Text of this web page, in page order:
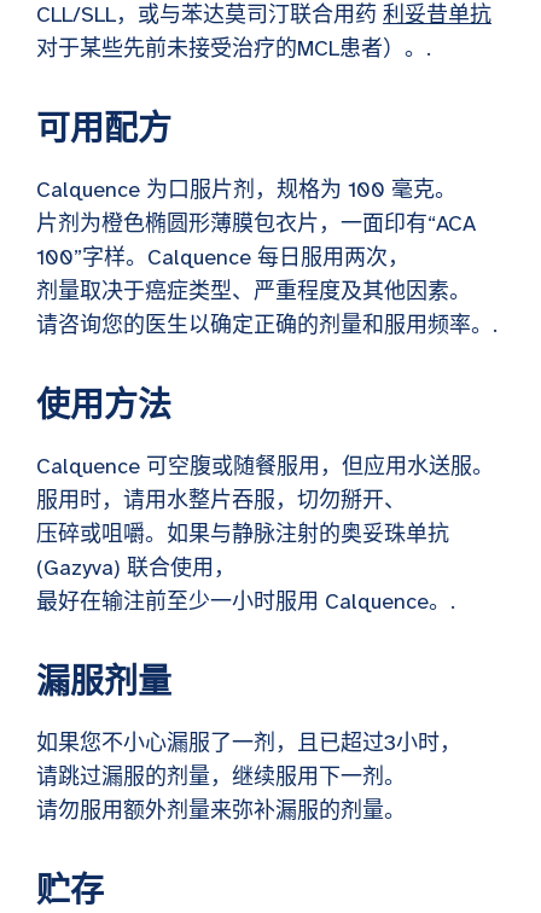
CLL/SLL，或与苯达莫司汀联合用药 利妥昔单抗
对于某些先前未接受治疗的MCL患者）。.
可用配方
Calquence 为口服片剂，规格为 100 毫克。
片剂为橙色椭圆形薄膜包衣片，一面印有“ACA
100”字样。Calquence 每日服用两次，
剂量取决于癌症类型、严重程度及其他因素。
请咨询您的医生以确定正确的剂量和服用频率。.
使用方法
Calquence 可空腹或随餐服用，但应用水送服。
服用时，请用水整片吞服，切勿掰开、
压碎或咀嚼。如果与静脉注射的奥妥珠单抗
(Gazyva) 联合使用，
最好在输注前至少一小时服用 Calquence。.
漏服剂量
如果您不小心漏服了一剂，且已超过3小时，
请跳过漏服的剂量，继续服用下一剂。
请勿服用额外剂量来弥补漏服的剂量。
贮存